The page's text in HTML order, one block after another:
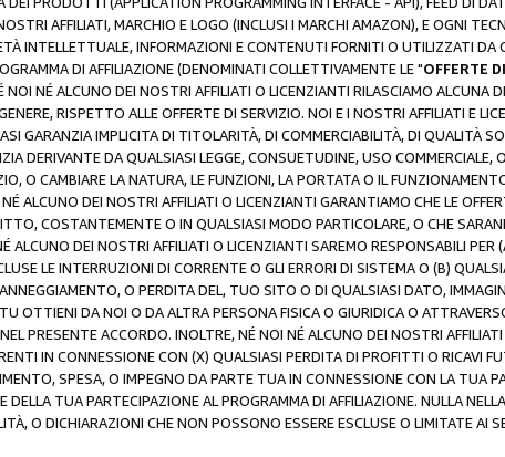
AFFILIATI, MARCHIO E LOGO (INCLUSI I MARCHI AMAZON), E OGNI
INTELLETTUALE, INFORMAZIONI E CONTENUTI FORNITI O UTILIZZATI DA
DI AFFILIAZIONE (DENOMINATI COLLETTIVAMENTE LE "OFFERTE
NÉ ALCUNO DEI NOSTRI AFFILIATI O LICENZIANTI RILASCIAMO ALCUNA
RISPETTO ALLE OFFERTE DI SERVIZIO. NOI E I NOSTRI AFFILIATI E
GARANZIA IMPLICITA DI TITOLARITÀ, DI COMMERCIABILITÀ, DI QUALITÀ
DERIVANTE DA QUALSIASI LEGGE, CONSUETUDINE, USO COMMERCIALE,
O CAMBIARE LA NATURA, LE FUNZIONI, LA PORTATA O IL
ALCUNO DEI NOSTRI AFFILIATI O LICENZIANTI GARANTIAMO CHE LE
COSTANTEMENTE O IN QUALSIASI MODO PARTICOLARE, O CHE
ALCUNO DEI NOSTRI AFFILIATI O LICENZIANTI SAREMO RESPONSABILI PER
LE INTERRUZIONI DI CORRENTE O GLI ERRORI DI SISTEMA O (B)
O PERDITA DEL, TUO SITO O DI QUALSIASI DATO,
OTTIENI DA NOI O DA ALTRA PERSONA FISICA O GIURIDICA O
PRESENTE ACCORDO. INOLTRE, NÉ NOI NÉ ALCUNO DEI NOSTRI
IN CONNESSIONE CON (X) QUALSIASI PERDITA DI PROFITTI O RICAVI
SPESA, O IMPEGNO DA PARTE TUA IN CONNESSIONE CON LA TUA
TUA PARTECIPAZIONE AL PROGRAMMA DI AFFILIAZIONE. NULLA
O DICHIARAZIONI CHE NON POSSONO ESSERE ESCLUSE O LIMITATE AI